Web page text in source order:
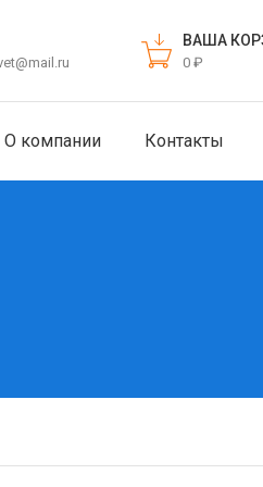
ВАША
0 ₽
О компании Контакты